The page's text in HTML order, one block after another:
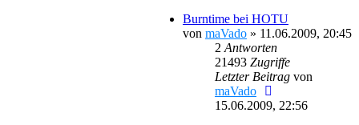
Burntime bei HOTU
von maVado » 11.06.2009, 20:45
2 Antworten
21493 Zugriffe
Letzter Beitrag von
maVado
15.06.2009, 22:56